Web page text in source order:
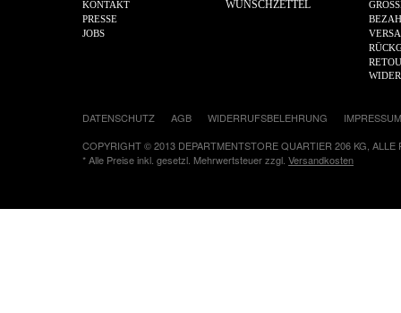
KONTAKT
PRESSE
JOBS
WUNSCHZETTEL
DATENSCHUTZ AGB WIDERRUFSBELEHRUNG
IMPRESSUM
COPYRIGHT © 2013 DEPARTMENTSTORE QUARTIER 206 KG, ALLE
* Alle Preise inkl. gesetzl. Mehrwertsteuer zzgl. Versandkosten